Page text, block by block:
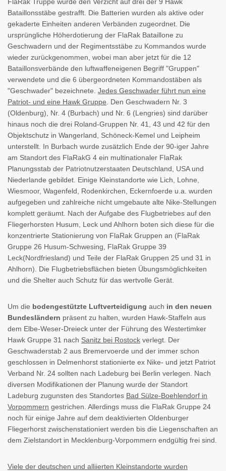
Bataillonsstäbe gestrafft. Die Batterien wurden als aktive oder
gekaderte Einheiten anderen Verbänden zugeordnet. Die
ursprüngliche Höherdotierung der FlaRak Bataillone zu
Geschwadern und der Regimentsstäbe zu Kommandos wurde
wieder zurückgenommen, wobei man aber jetzt für die 12
Bataillonsverbände den luftwaffeneigenen Begriff "Gruppen"
verwendete und die 6 übergeordneten Kommandostäben als
"Geschwader" bezeichnete. Jedes Geschwader führt nun eine
Patriot- und eine Hawk Gruppe . Den Geschwadern Nr. 3
(Oldenburg), Nr. 4 (Burbach) und Nr. 6 (Lengries) sind darüber
hinaus noch die drei Roland-Gruppen Nr. 41, 43 und 42 für den
Objektschutz in Wangerland, Schöneck-Kemel und Leipheim
unterstellt. In Burbach wurde zusätzlich Ende der 90-iger Jahre
am Standort des FlaRakG 4 ein multinationaler FlaRak
Planungsstab der Patriotnutzerstaaten Deutschland, USA und
Niederlande gebildet. Einige Kleinstandorte wie Lich, Lohne,
Wiesmoor, Wagenfeld, Rodenkirchen, Eckernfoerde u.a. wurden
aufgegeben und zahlreiche nicht umgebaute alte Nike-Stellungen
komplett geräumt. Nach der Aufgabe des Flugbetriebes auf den
Fliegerhorsten Husum, Leck und Ahlhorn boten sich diese für die
konzentrierte Stationierung von FlaRak Gruppen an (FlaRak
Gruppe 26 Husum-Schwesing, FlaRak Gruppe 39
Leck(Nordfriesland) und Teile der FlaRak Gruppen 25 und 31 in
Ahlhorn). Die Flugbetriebsflächen bieten Übungsmöglichkeiten
und die Shelter auch Schutz für das wertvolle Gerät.
Um die bodengestützte Luftverteidigung auch in den neuen
Bundesländern präsent zu halten, wurden Hawk-Staffeln aus
dem Elbe-Weser-Dreieck unter der Führung des Westertimker
Hawk Gruppe 31 nach Sanitz bei Rostock verlegt. Der
Geschwaderstab 2 aus Bremervoerde und der immer schon
geschlossen in Delmenhorst stationierte ex Nike- und jetzt Patriot
Verband Nr. 24 sollten nach Ladeburg bei Berlin verlegen. Nach
diversen Modifikationen der Planung wurde der Standort
Ladeburg zugunsten des Standortes Bad Sülze-Boehlendorf in
Vorpommern gestrichen. Allerdings muss die FlaRak Gruppe 24
noch für einige Jahre auf dem deaktivierten Oldenburger
Fliegerhorst zwischenstationiert werden bis die Liegenschaften an
dem Zielstandort in Mecklenburg-Vorpommern endgültig frei sind.
Viele der deutschen und alliierten Kleinstandorte wurden